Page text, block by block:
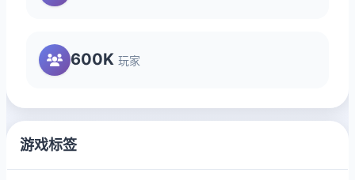
600K 玩家
游戏标签